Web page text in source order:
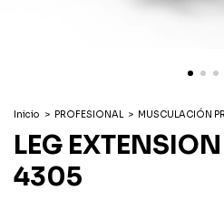
Inicio > PROFESIONAL > MUSCULACIÓN
LEG
4305